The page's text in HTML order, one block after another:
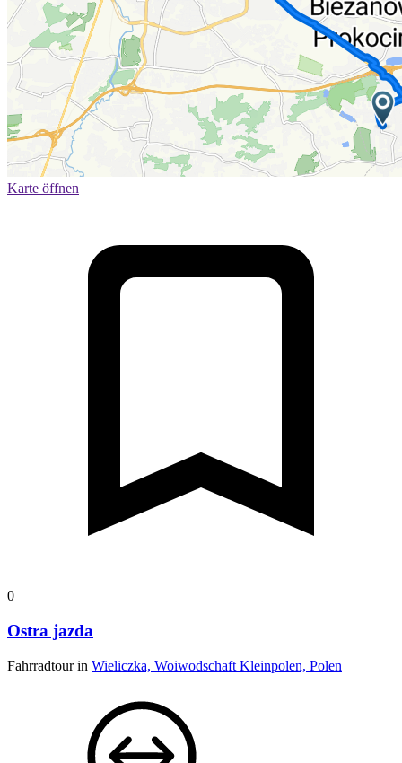
Karte öffnen
0
Ostra jazda
Fahrradtour in Wieliczka, Woiwodschaft Kleinpolen, Polen